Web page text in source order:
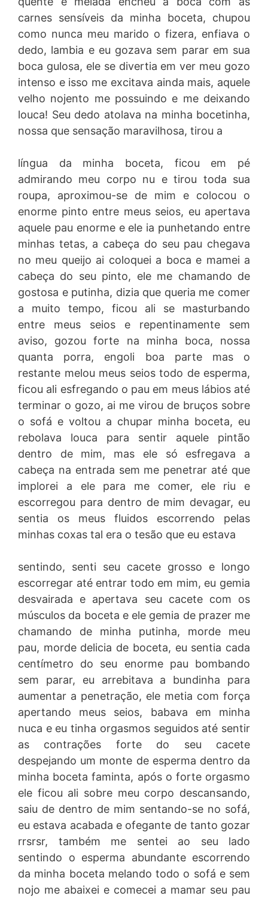
carnes sensíveis da minha boceta, chupou
como nunca meu marido o fizera, enfiava o
dedo, lambia e eu gozava sem parar em sua
boca gulosa, ele se divertia em ver meu gozo
intenso e isso me excitava ainda mais, aquele
velho nojento me possuindo e me deixando
louca! Seu dedo atolava na minha bocetinha,
nossa que sensação maravilhosa, tirou a
língua da minha boceta, ficou em pé
admirando meu corpo nu e tirou toda sua
roupa, aproximou-se de mim e colocou o
enorme pinto entre meus seios, eu apertava
aquele pau enorme e ele ia punhetando entre
minhas tetas, a cabeça do seu pau chegava
no meu queijo ai coloquei a boca e mamei a
cabeça do seu pinto, ele me chamando de
gostosa e putinha, dizia que queria me comer
a muito tempo, ficou ali se masturbando
entre meus seios e repentinamente sem
aviso, gozou forte na minha boca, nossa
quanta porra, engoli boa parte mas o
restante melou meus seios todo de esperma,
ficou ali esfregando o pau em meus lábios até
terminar o gozo, ai me virou de bruços sobre
o sofá e voltou a chupar minha boceta, eu
rebolava louca para sentir aquele pintão
dentro de mim, mas ele só esfregava a
cabeça na entrada sem me penetrar até que
implorei a ele para me comer, ele riu e
escorregou para dentro de mim devagar, eu
sentia os meus fluidos escorrendo pelas
minhas coxas tal era o tesão que eu estava
sentindo, senti seu cacete grosso e longo
escorregar até entrar todo em mim, eu gemia
desvairada e apertava seu cacete com os
músculos da boceta e ele gemia de prazer me
chamando de minha putinha, morde meu
pau, morde delicia de boceta, eu sentia cada
centímetro do seu enorme pau bombando
sem parar, eu arrebitava a bundinha para
aumentar a penetração, ele metia com força
apertando meus seios, babava em minha
nuca e eu tinha orgasmos seguidos até sentir
as contrações forte do seu cacete
despejando um monte de esperma dentro da
minha boceta faminta, após o forte orgasmo
ele ficou ali sobre meu corpo descansando,
saiu de dentro de mim sentando-se no sofá,
eu estava acabada e ofegante de tanto gozar
rrsrsr, também me sentei ao seu lado
sentindo o esperma abundante escorrendo
da minha boceta melando todo o sofá e sem
nojo me abaixei e comecei a mamar seu pau